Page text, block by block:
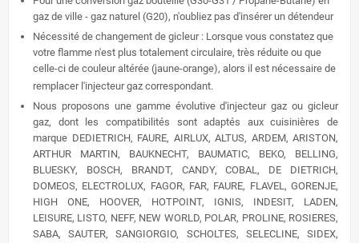
gaz de ville - gaz naturel (G20), n'oubliez pas d'insérer un détendeur
Nécessité de changement de gicleur : Lorsque vous constatez que
votre flamme n'est plus totalement circulaire, très réduite ou que
celle-ci de couleur altérée (jaune-orange), alors il est nécessaire de
remplacer l'injecteur gaz correspondant.
Nous proposons une gamme évolutived'injecteur gaz ou gicleur
gaz, dont les compatibilités sont adaptés aux cuisinières de
marque DEDIETRICH, FAURE, AIRLUX, ALTUS, ARDEM, ARISTON,
ARTHUR MARTIN, BAUKNECHT, BAUMATIC, BEKO, BELLING,
BLUESKY, BOSCH, BRANDT, CANDY, COBAL, DE DIETRICH,
DOMEOS, ELECTROLUX, FAGOR, FAR, FAURE, FLAVEL, GORENJE,
HIGH ONE, HOOVER, HOTPOINT, IGNIS, INDESIT, LADEN,
LEISURE, LISTO, NEFF, NEW WORLD, POLAR, PROLINE, ROSIERES,
SABA, SAUTER, SANGIORGIO, SCHOLTES, SELECLINE, SIDEX,